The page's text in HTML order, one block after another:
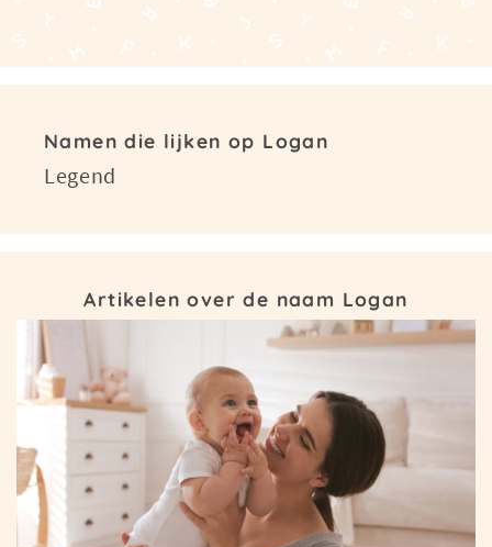
Namen die lijken op Logan
Legend
Artikelen over de naam Logan